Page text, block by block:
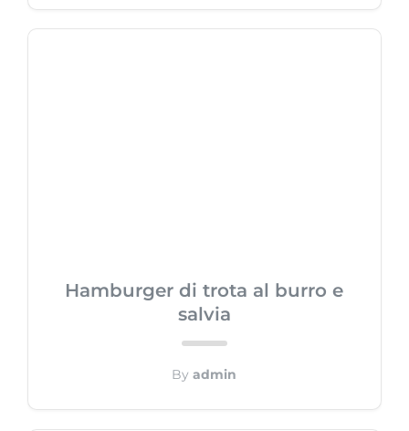
Hamburger di trota al burro e
salvia
Byadmin